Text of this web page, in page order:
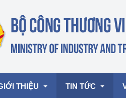
THIỆU TIN TỨC